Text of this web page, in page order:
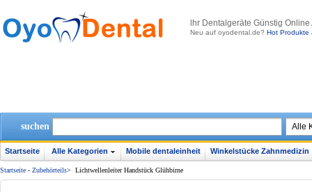
lhr Dentalgeräte Günstig
Neu auf oyodental.de? Hot Produkte
suchen
Startseite Alle Kategorien Mobile dentaleinheit Winkelstücke Zahnmedizin
Startseite - Zubehörteils> Lichtwellenleiter Handstück Glühbirne